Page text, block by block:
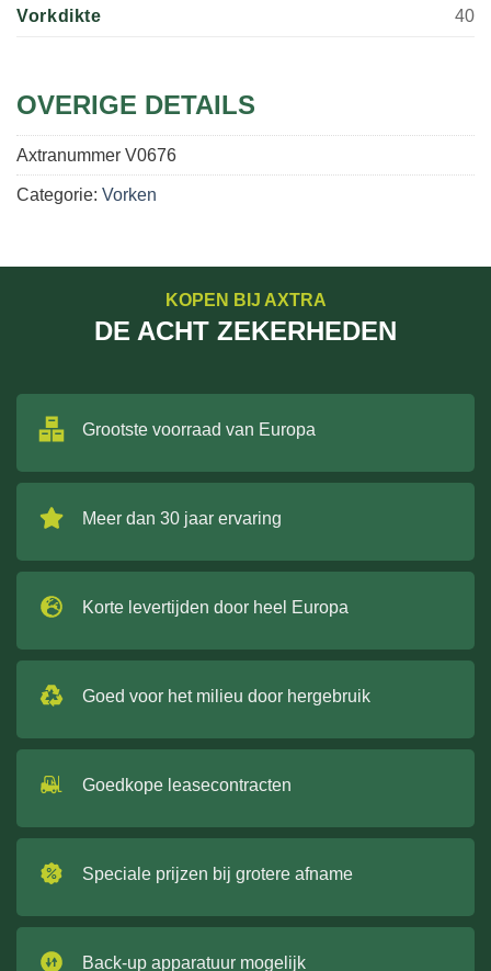
Vorkdikte 40
OVERIGE DETAILS
Axtranummer V0676
Categorie: Vorken
KOPEN BIJ AXTRA
DE ACHT ZEKERHEDEN
Grootste voorraad van Europa
Meer dan 30 jaar ervaring
Korte levertijden door heel Europa
Goed voor het milieu door hergebruik
Goedkope leasecontracten
Speciale prijzen bij grotere afname
Back-up apparatuur mogelijk